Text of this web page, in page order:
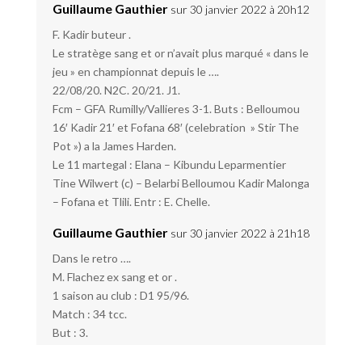
Guillaume Gauthier sur 30 janvier 2022 à 20h12
F. Kadir buteur .
Le stratège sang et or n’avait plus marqué « dans le
jeu » en championnat depuis le ….
22/08/20. N2C. 20/21. J1.
Fcm – GFA Rumilly/Vallieres 3-1. Buts : Belloumou
16′ Kadir 21′ et Fofana 68′ (celebration » Stir The
Pot ») a la James Harden.
Le 11 martegal : Elana – Kibundu Leparmentier
Tine Wilwert (c) – Belarbi Belloumou Kadir Malonga
– Fofana et Tlili. Entr : E. Chelle.
Guillaume Gauthier sur 30 janvier 2022 à 21h18
Dans le retro ….
M. Flachez ex sang et or .
1 saison au club : D1 95/96.
Match : 34 tcc.
But : 3.